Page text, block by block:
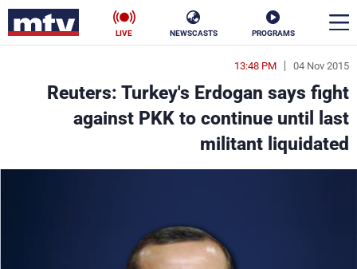
PROGRAMS
NEWSCASTS
LIVE
04 Nov 2015
13:48 PM
Reuters: Turkey's Erdogan says fight
against PKK to continue until last
militant liquidated
en
الأخبار
سياسة